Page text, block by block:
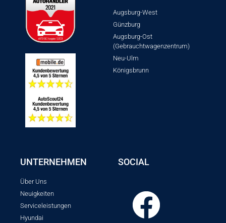
Augsburg-West
Günzburg
Augsburg-Ost
(Gebrauchtwagenzentrum)
Neu-Ulm
Königsbrunn
UNTERNEHMEN
Über Uns
Neuigkeiten
Serviceleistungen
Hyundai
SOCIAL